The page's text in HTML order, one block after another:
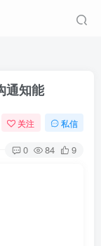
通知能
关注 私信
0 84 9